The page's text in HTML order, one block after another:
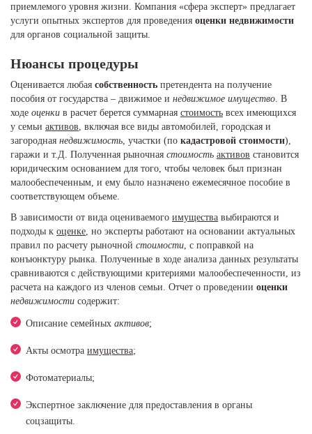
приемлемого уровня жизни. Компания «cфера эксперт» предлагает
услуги опытных экспертов для проведения оценки недвижимости
для органов социальной защиты.
Нюансы процедуры
Оценивается любая собственность претендента на получение
пособия от государства – движимое и недвижимое имущество . В
ходе оценки в расчет берется суммарная стоимость всех имеющихся
у семьи активов , включая все виды автомобилей, городская и
загородная недвижимость , участки (по кадастровой стоимости),
гаражи и т.Д. Полученная рыночная стоимость активов становится
юридическим основанием для того, чтобы человек был признан
малообеспеченным, и ему было назначено ежемесячное пособие в
соответствующем объеме.
В зависимости от вида оцениваемого имущества выбираются и
подходы к оценке , но эксперты работают на основании актуальных
правил по расчету рыночной стоимости , с поправкой на
конъюнктуру рынка. Полученные в ходе анализа данных результаты
сравниваются с действующими критериями малообеспеченности, из
расчета на каждого из членов семьи. Отчет о проведении оценки
недвижимости содержит:
Описание семейных активов;
Акты осмотра имущества;
Фотоматериалы;
Экспертное заключение для предоставления в органы
соцзащиты.